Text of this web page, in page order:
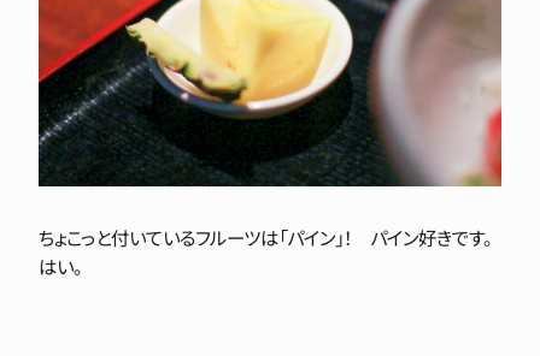
ちょこっと付いているフルーツは「パイン」！ パイン好きです。
はい。